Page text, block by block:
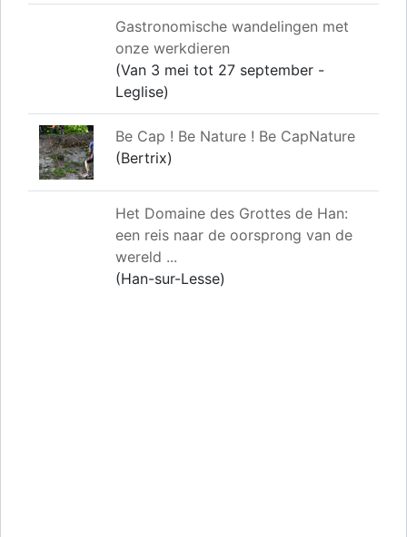
Gastronomische wandelingen met
onze werkdieren
(Van 3 mei tot 27 september -
Leglise)
Be Cap ! Be Nature ! Be CapNature
(Bertrix)
Het Domaine des Grottes de Han:
een reis naar de oorsprong van de
wereld ...
(Han-sur-Lesse)